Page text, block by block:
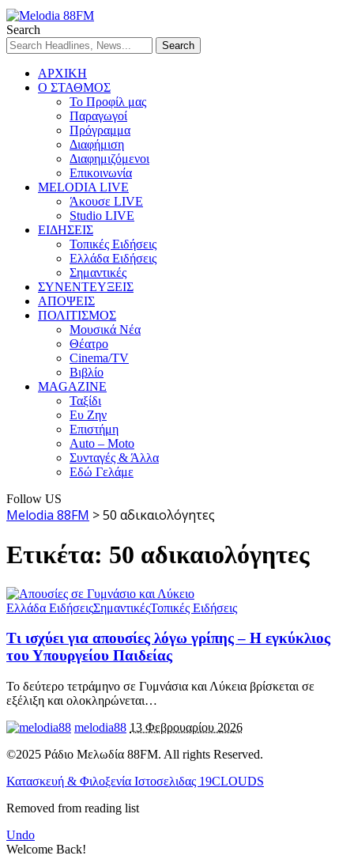
Search
ΑΡΧΙΚΗ
Ο ΣΤΑΘΜΟΣ
Το Προφίλ μας
Παραγωγοί
Πρόγραμμα
Διαφήμιση
Διαφημιζόμενοι
Επικοινωνία
MELODIA LIVE
Άκουσε LIVE
Studio LIVE
ΕΙΔΗΣΕΙΣ
Τοπικές Ειδήσεις
Ελλάδα Ειδήσεις
Σημαντικές
ΣΥΝΕΝΤΕΥΞΕΙΣ
ΑΠΟΨΕΙΣ
ΠΟΛΙΤΙΣΜΟΣ
Μουσικά Νέα
Θέατρο
Cinema/TV
Βιβλίο
MAGAZINE
Ταξίδι
Ευ Ζην
Επιστήμη
Auto – Moto
Συνταγές & Άλλα
Εδώ Γελάμε
Follow US
Melodia 88FM >50 αδικαιολόγητες
Ετικέτα: 50 αδικαιολόγητες
Ελλάδα ΕιδήσειςΣημαντικέςΤοπικές Ειδήσεις
Τι ισχύει για απουσίες λόγω γρίπης – Η εγκύκλιος
του Υπουργείου Παιδείας
Το δεύτερο τετράμηνο σε Γυμνάσια και Λύκεια βρίσκεται σε
εξέλιξη και ολοκληρώνεται…
melodia88 13 Φεβρουαρίου 2026
©2025 Ράδιο Μελωδία 88FM. All rights Reserved.
Κατασκευή & Φιλοξενία Ιστοσελιδας 19CLOUDS
Removed from reading list
Undo
Welcome Back!